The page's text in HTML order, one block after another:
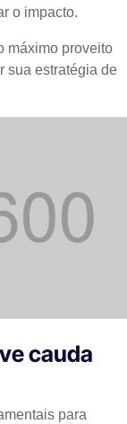
o impacto.
máximo proveito
sua estratégia de
cauda
para